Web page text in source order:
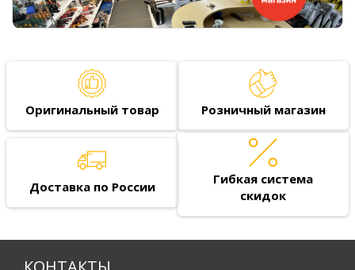
Оригинальный товар Розничный магазин
Доставка по России
Гибкая система
скидок